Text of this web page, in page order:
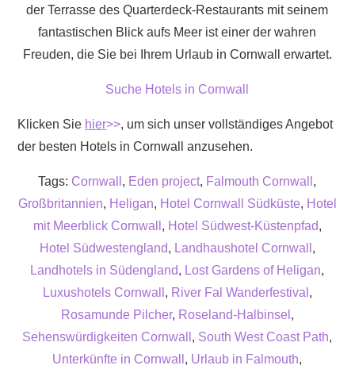
der Terrasse des Quarterdeck-Restaurants mit seinem
fantastischen Blick aufs Meer ist einer der wahren
Freuden, die Sie bei Ihrem Urlaub in Cornwall erwartet.
Suche Hotels in Cornwall
Klicken Sie hier>>, um sich unser vollständiges Angebot
der besten Hotels in Cornwall anzusehen.
Tags: Cornwall , Eden project, Falmouth Cornwall ,
Großbritannien, Heligan, Hotel Cornwall Südküste, Hotel
mit Meerblick Cornwall , Hotel Südwest-Küstenpfad,
Hotel Südwestengland, Landhaushotel Cornwall ,
Landhotels in Südengland, Lost Gardens of Heligan,
Luxushotels Cornwall , River Fal Wanderfestival ,
Rosamunde Pilcher, Roseland-Halbinsel ,
Sehenswürdigkeiten Cornwall , South West Coast Path,
Unterkünfte in Cornwall , Urlaub in Falmouth,